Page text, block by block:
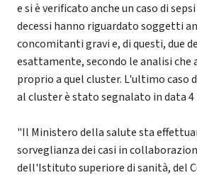
e si è verificato anche un caso di
decessi hanno riguardato soggetti
concomitanti gravi e, di questi, due
esattamente, secondo le analisi
proprio a quel cluster. L'ultimo caso
al cluster è stato segnalato in data 4
"Il Ministero della salute sta
sorveglianza dei casi in
dell'Istituto superiore di sanità, del